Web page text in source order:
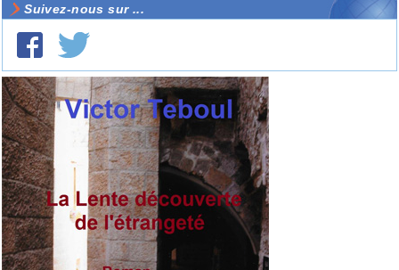
Suivez-nous sur ...